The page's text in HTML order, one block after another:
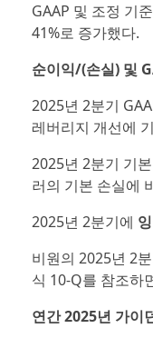
GAAP 및 조정 기
41%로 증가했다.
순이익/(손실) 및
2025년 2분기
레버리지 개선에
2025년 2분기 기
러의 기본 손실에
2025년 2분기에
비원의 2025년 2
식 10-Q를 참조하
연간 2025년 가이